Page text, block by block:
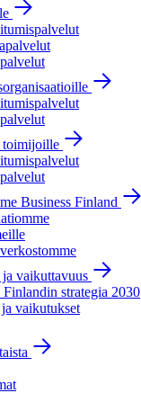
toimijoille
Business Finland
ja vaikuttavuus
Finlandin strategia 2030
vaikutukset